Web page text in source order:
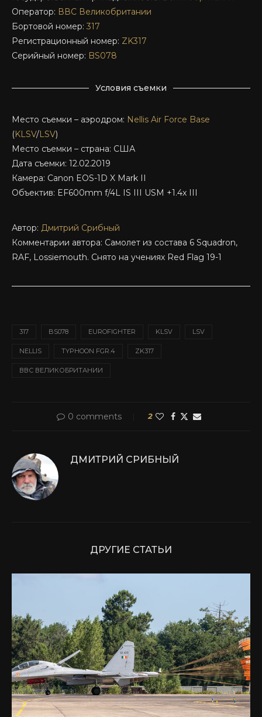
Оператор: ВВС Великобритании
Бортовой номер: 317
Регистрационный номер: ZK317
Серийный номер: BS078
Условия съемки
Место съемки – аэродром: Nellis Air Force Base
(KLSV/LSV)
Место съемки – страна: США
Дата съемки: 12.02.2019
Камера: Canon EOS-1D X Mark II
Объектив: EF600mm f/4L IS III USM +1.4x III
Автор: Дмитрий Срибный
Комментарии автора: Самолет из состава 6 Squadron,
RAF, Lossiemouth. Снято на учениях Red Flag 19-1
317 BS078 EUROFIGHTER KLSV LSV
NELLIS TYPHOON FGR.4 ZK317
ВВС ВЕЛИКОБРИТАНИИ
0 comments 2
ДМИТРИЙ СРИБНЫЙ
ДРУГИЕ СТАТЬИ